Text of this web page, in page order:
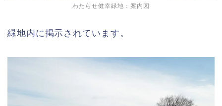
わたらせ健幸緑地：案内図
緑地内に掲示されています。